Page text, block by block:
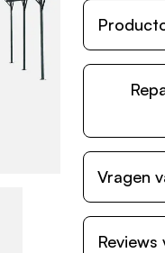
Vragen
Reviews